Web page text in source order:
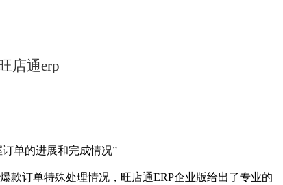
店通erp
单的进展和完成情况”
款订单特殊处理情况，旺店通ERP企业版给出了专业的